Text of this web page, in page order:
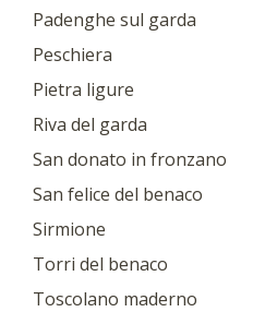
Padenghe sul garda
Peschiera
Pietra ligure
Riva del garda
San donato in fronzano
San felice del benaco
Sirmione
Torri del benaco
Toscolano maderno